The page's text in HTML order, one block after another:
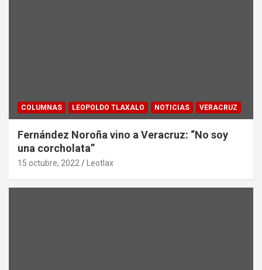
COLUMNAS LEOPOLDO TLAXALO NOTICIAS VERACRUZ
Fernández Noroña vino a Veracruz: “No soy
una corcholata”
15 octubre, 2022 Leotlax